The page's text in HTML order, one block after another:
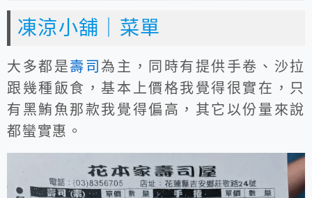
凍涼小舖｜菜單
大多都是壽司為主，同時有提供手卷、沙拉
跟幾種飯食，基本上價格我覺得很實在，只
有黑鮪魚那款我覺得偏高，其它以份量來說
都蠻實惠。